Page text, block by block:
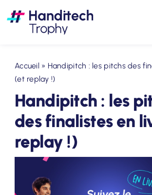
au
Partenaires
Précédentes éditions
Podcasts
Actualités
Accueil » Handipitch : les pitchs des
(et replay !)
Handipitch : les
des finalistes en
replay !)